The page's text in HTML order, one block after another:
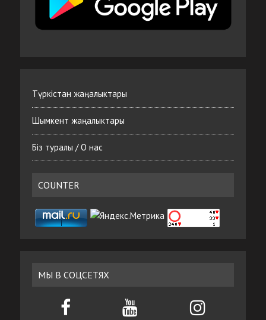
Түркістан жаңалыктары
Шымкент жаңалыктары
Біз туралы / О нас
COUNTER
МЫ В СОЦСЕТЯХ